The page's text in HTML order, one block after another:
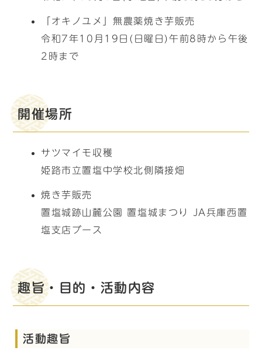
「オキノユメ」無農薬焼き芋販売
令和7年10月19日(日曜日)午前8時から午後
2時まで
開催場所
サツマイモ収穫
姫路市立置塩中学校北側隣接畑
焼き芋販売
置塩城跡山麓公園 置塩城まつり JA兵庫西置
塩支店ブース
趣旨・目的・活動内容
活動趣旨